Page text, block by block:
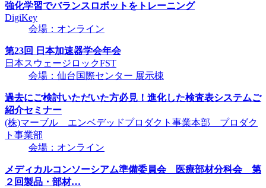
強化学習でバランスロボットをトレーニング
DigiKey
会場：オンライン
第23回 日本加速器学会年会
日本スウェージロックFST
会場：仙台国際センター 展示棟
過去にご検討いただいた方必見！進化した検査表システムご
紹介セミナー
(株)マーブル エンベデッドプロダクト事業本部 プロダク
ト事業部
会場：オンライン
メディカルコンソーシアム準備委員会 医療部材分科会 第
２回製品・部材…